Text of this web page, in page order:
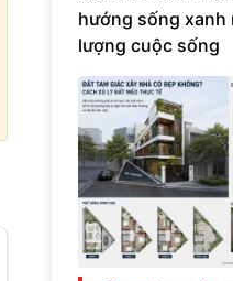
hướng sống xanh
lượng cuộc sống